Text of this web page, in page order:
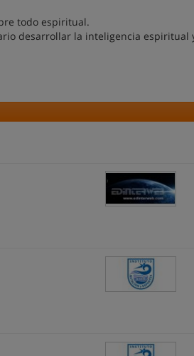
todo espiritual.
desarrollar la inteligencia espiritual